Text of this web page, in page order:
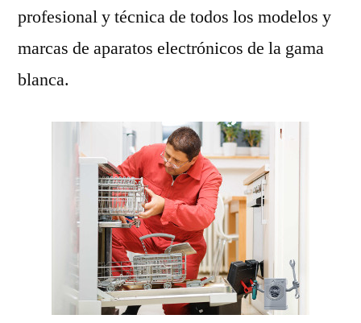
profesional y técnica de todos los modelos y
marcas de aparatos electrónicos de la gama
blanca.